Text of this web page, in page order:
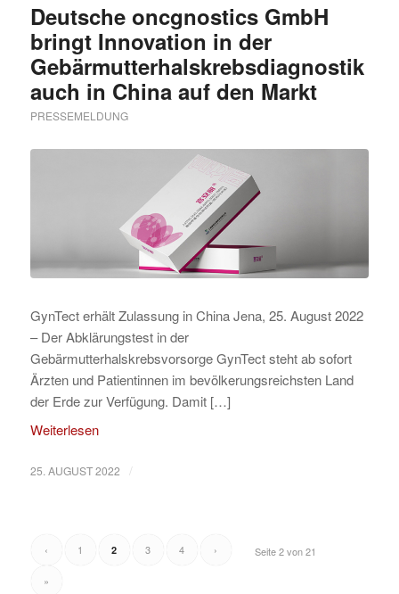
Deutsche oncgnostics GmbH
bringt Innovation in der
Gebärmutterhalskrebsdiagnostik
auch in China auf den Markt
PRESSEMELDUNG
GynTect erhält Zulassung in China Jena, 25. August 2022
– Der Abklärungstest in der
Gebärmutterhalskrebsvorsorge GynTect steht ab sofort
Ärzten und Patientinnen im bevölkerungsreichsten Land
der Erde zur Verfügung. Damit […]
Weiterlesen
25. AUGUST 2022 /
Seite 2 von 21
‹ 1 2 3 4 ›
»